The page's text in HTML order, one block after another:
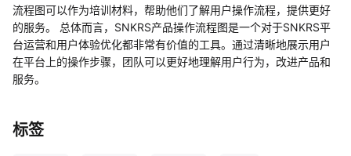
流程图可以作为培训材料，帮助他们了解用户操作流程，提供更好
的服务。 总体而言，SNKRS产品操作流程图是一个对于SNKRS平
台运营和用户体验优化都非常有价值的工具。通过清晰地展示用户
在平台上的操作步骤，团队可以更好地理解用户行为，改进产品和
服务。
标签